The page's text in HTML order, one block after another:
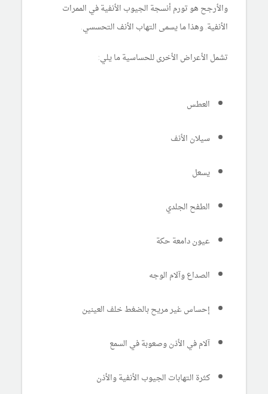
والأرجح هو تورم أنسجة الجيوب الأنفية في الممرات
الأنفية. وهذا ما يسمى التهاب الأنف التحسسي.
تشمل الأعراض الأخرى للحساسية ما يلي:
العطس
سيلان الأنف
يسعل
الطفح الجلدي
عيون دامعة حكة
الصداع وآلام الوجه
إحساس غير مريح بالضغط خلف العينين
آلام في الأذن وصعوبة في السمع
كثرة التهابات الجيوب الأنفية والأذن